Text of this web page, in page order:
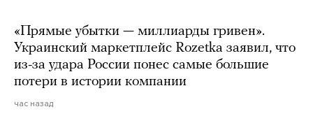
«Прямые убытки — миллиарды гривен».
Украинский маркетплейс Rozetka заявил, что
из-за удара России понес самые большие
потери в истории компании
час назад